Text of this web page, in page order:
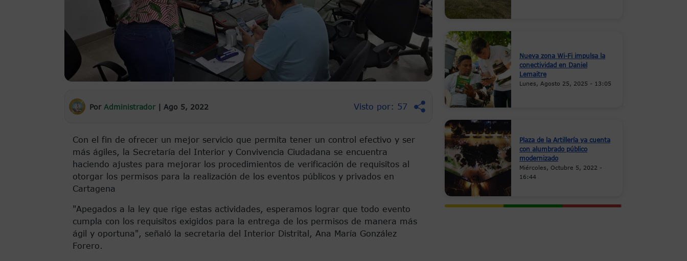
Por Administrador| Ago 5, 2022 Visto por: 57
Con el fin de ofrecer un mejor servicio que permita tener un control efectivo y ser
más ágiles, la Secretaría del Interior y Convivencia Ciudadana se encuentra
haciendo ajustes para mejorar los procedimientos de verificación de requisitos al
otorgar los permisos para la realización de los eventos públicos y privados en
Cartagena
"Apegados a la ley que rige estas actividades, esperamos lograr que todo evento
cumpla con los requisitos exigidos para la entrega de los permisos de manera más
ágil y oportuna", señaló la secretaria del Interior Distrital, Ana María González
Forero.
Nueva zona Wi-Fi impulsa la
conectividad en Daniel
Lemaitre
Lunes, Agosto 25, 2025 - 13:05
Plaza de la Artillería ya cuenta
con alumbrado público
modernizado
Miércoles, Octubre 5, 2022 -
16:44